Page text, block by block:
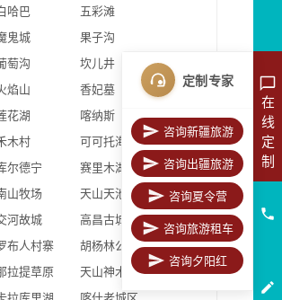
哈巴
五彩滩
鬼城
果子沟
萄沟
坎儿井
焰山
香妃墓
花湖
喀纳斯
木村
可可托海
尔德宁
赛里木湖
山牧场
天山天池
河故城
高昌古城
布人村寨
胡杨林公园
拉提草原
天山神木园
在
线
定
制
定制专家
咨询新疆旅游
咨询出疆旅游
咨询夏令营
咨询旅游租车
咨询夕阳红